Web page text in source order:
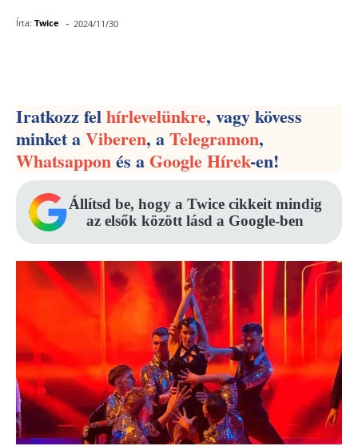
Írta: Twice - 2024/11/30
Iratkozz felhírlevelünkre, vagy kövess
minket aViberen, aTelegramon,
Whatsapponés aGoogle Hírek-en!
Állítsd be, hogy a Twice cikkeit mindig
az elsők között lásd a Google-ben